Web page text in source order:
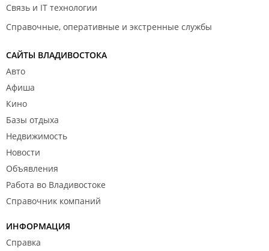
Связь и IT технологии
Справочные, оперативные и экстренные службы
САЙТЫ ВЛАДИВОСТОКА
Авто
Афиша
Кино
Базы отдыха
Недвижимость
Новости
Объявления
Работа во Владивостоке
Справочник компаний
ИНФОРМАЦИЯ
Справка